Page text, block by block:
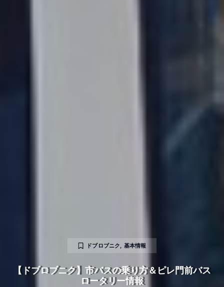
ドブロブニク, 基本情報
【ドブロブニク】市バスの乗り方＆ピレ門前バス
ロータリー情報